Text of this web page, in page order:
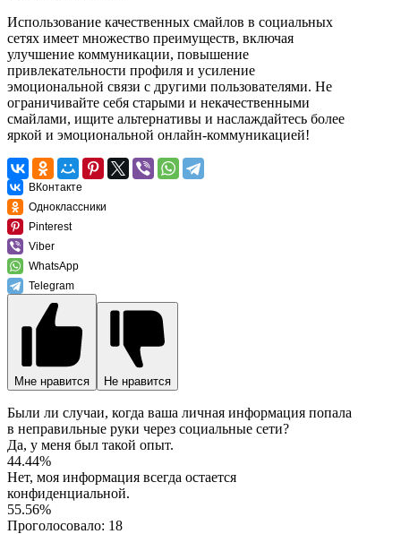
Использование качественных смайлов в социальных
сетях имеет множество преимуществ, включая
улучшение коммуникации, повышение
привлекательности профиля и усиление
эмоциональной связи с другими пользователями. Не
ограничивайте себя старыми и некачественными
смайлами, ищите альтернативы и наслаждайтесь более
яркой и эмоциональной онлайн-коммуникацией!
ВКонтакте
Одноклассники
Pinterest
Viber
WhatsApp
Telegram
Мне нравится Не нравится
Были ли случаи, когда ваша личная информация попала
в неправильные руки через социальные сети?
Да, у меня был такой опыт.
44.44%
Нет, моя информация всегда остается
конфиденциальной.
55.56%
Проголосовало: 18